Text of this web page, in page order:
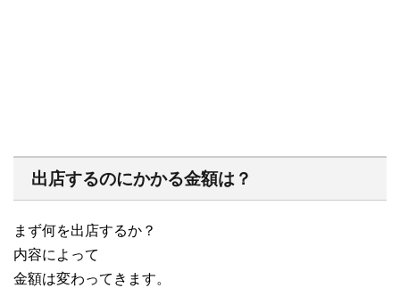
出店するのにかかる金額は？
まず何を出店するか？
内容によって
金額は変わってきます。